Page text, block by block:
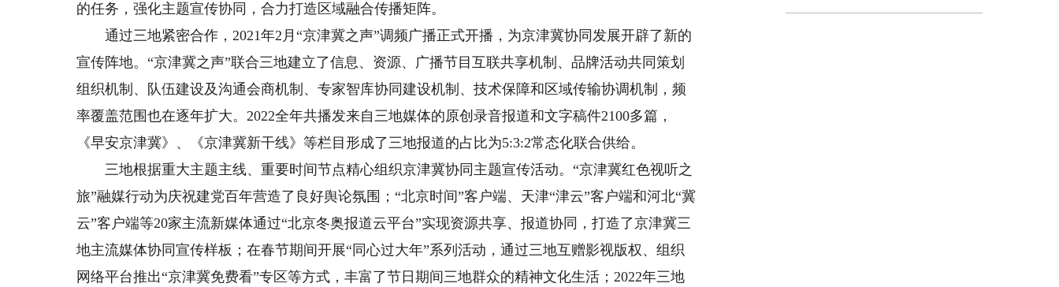
的任务，强化主题宣传协同，合力打造区域融合传播矩阵。
通过三地紧密合作，2021年2月“京津冀之声”调频广播正式开播，为京津冀协同发展开辟了新的
宣传阵地。“京津冀之声”联合三地建立了信息、资源、广播节目互联共享机制、品牌活动共同策划
组织机制、队伍建设及沟通会商机制、专家智库协同建设机制、技术保障和区域传输协调机制，频
率覆盖范围也在逐年扩大。2022全年共播发来自三地媒体的原创录音报道和文字稿件2100多篇，
《早安京津冀》、《京津冀新干线》等栏目形成了三地报道的占比为5:3:2常态化联合供给。
三地根据重大主题主线、重要时间节点精心组织京津冀协同主题宣传活动。“京津冀红色视听之
旅”融媒行动为庆祝建党百年营造了良好舆论氛围；“北京时间”客户端、天津“津云”客户端和河北“冀
云”客户端等20家主流新媒体通过“北京冬奥报道云平台”实现资源共享、报道协同，打造了京津冀三
地主流媒体协同宣传样板；在春节期间开展“同心过大年”系列活动，通过三地互赠影视版权、组织
网络平台推出“京津冀免费看”专区等方式，丰富了节日期间三地群众的精神文化生活；2022年三地